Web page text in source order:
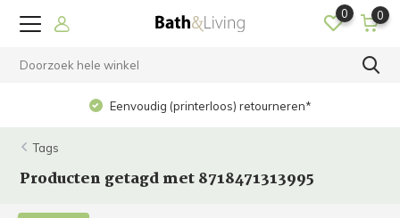
0 0
Eenvoudig (printerloos) retourneren*
Tags
Producten getagd met 8718471313995